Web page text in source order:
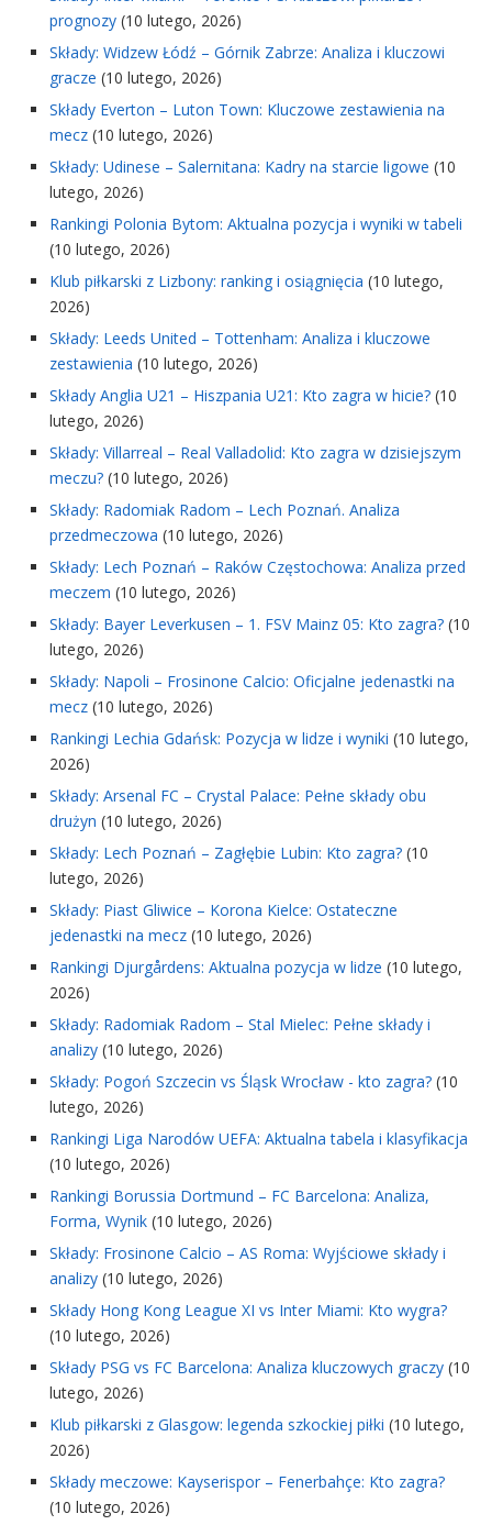
prognozy (10 lutego, 2026)
Składy: Widzew Łódź – Górnik Zabrze: Analiza i kluczowi
gracze (10 lutego, 2026)
Składy Everton – Luton Town: Kluczowe zestawienia na
mecz (10 lutego, 2026)
Składy: Udinese – Salernitana: Kadry na starcie ligowe (10
lutego, 2026)
Rankingi Polonia Bytom: Aktualna pozycja i wyniki w tabeli
(10 lutego, 2026)
Klub piłkarski z Lizbony: ranking i osiągnięcia (10 lutego,
2026)
Składy: Leeds United – Tottenham: Analiza i kluczowe
zestawienia (10 lutego, 2026)
Składy Anglia U21 – Hiszpania U21: Kto zagra w hicie? (10
lutego, 2026)
Składy: Villarreal – Real Valladolid: Kto zagra w dzisiejszym
meczu? (10 lutego, 2026)
Składy: Radomiak Radom – Lech Poznań. Analiza
przedmeczowa (10 lutego, 2026)
Składy: Lech Poznań – Raków Częstochowa: Analiza przed
meczem (10 lutego, 2026)
Składy: Bayer Leverkusen – 1. FSV Mainz 05: Kto zagra? (10
lutego, 2026)
Składy: Napoli – Frosinone Calcio: Oficjalne jedenastki na
mecz (10 lutego, 2026)
Rankingi Lechia Gdańsk: Pozycja w lidze i wyniki (10 lutego,
2026)
Składy: Arsenal FC – Crystal Palace: Pełne składy obu
drużyn (10 lutego, 2026)
Składy: Lech Poznań – Zagłębie Lubin: Kto zagra? (10
lutego, 2026)
Składy: Piast Gliwice – Korona Kielce: Ostateczne
jedenastki na mecz (10 lutego, 2026)
Rankingi Djurgårdens: Aktualna pozycja w lidze (10 lutego,
2026)
Składy: Radomiak Radom – Stal Mielec: Pełne składy i
analizy (10 lutego, 2026)
Składy: Pogoń Szczecin vs Śląsk Wrocław - kto zagra? (10
lutego, 2026)
Rankingi Liga Narodów UEFA: Aktualna tabela i klasyfikacja
(10 lutego, 2026)
Rankingi Borussia Dortmund – FC Barcelona: Analiza,
Forma, Wynik (10 lutego, 2026)
Składy: Frosinone Calcio – AS Roma: Wyjściowe składy i
analizy (10 lutego, 2026)
Składy Hong Kong League XI vs Inter Miami: Kto wygra?
(10 lutego, 2026)
Składy PSG vs FC Barcelona: Analiza kluczowych graczy (10
lutego, 2026)
Klub piłkarski z Glasgow: legenda szkockiej piłki (10 lutego,
2026)
Składy meczowe: Kayserispor – Fenerbahçe: Kto zagra?
(10 lutego, 2026)